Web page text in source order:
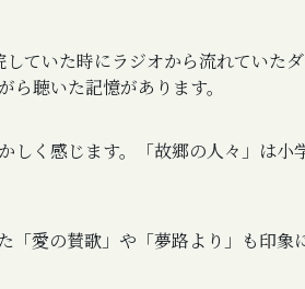
ていた時にラジオから流れていた
聴いた記憶があります。
しく感じます。「故郷の人々」は小
「愛の賛歌」や「夢路より」も印象